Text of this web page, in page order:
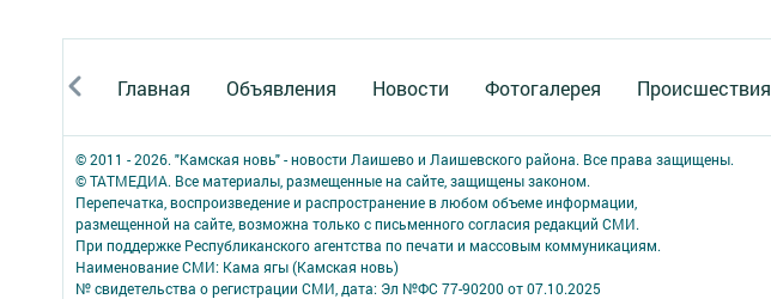
Главная Объявления Новости Фотогалерея Происшествия
© 2011 - 2026. "Камская новь" - новости Лаишево и Лаишевского района. Все права защищены.
© ТАТМЕДИА. Все материалы, размещенные на сайте, защищены законом.
Перепечатка, воспроизведение и распространение в любом объеме информации,
размещенной на сайте, возможна только с письменного согласия редакций СМИ.
При поддержке Республиканского агентства по печати и массовым коммуникациям.
Наименование СМИ: Кама ягы (Камская новь)
№ свидетельства о регистрации СМИ, дата: Эл №ФC 77-90200 от 07.10.2025